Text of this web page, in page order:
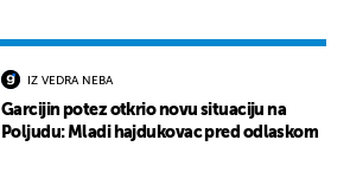
IZ VEDRA NEBA
Garcijin potez otkrio novu situaciju na
Poljudu: Mladi hajdukovac pred odlaskom